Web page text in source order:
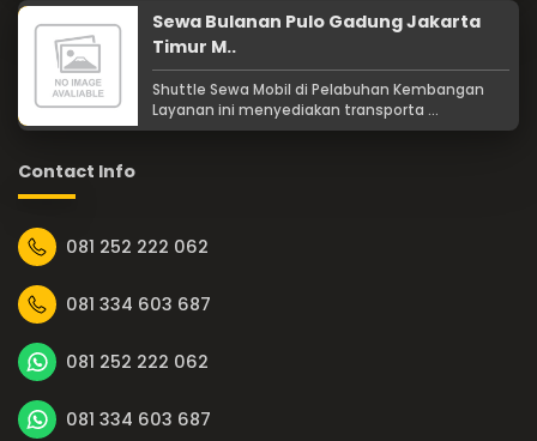
Sewa Bulanan Pulo Gadung Jakarta
Timur M..
Shuttle Sewa Mobil di Pelabuhan Kembangan
Layanan ini menyediakan transporta ...
Contact Info
081 252 222 062
081 334 603 687
081 252 222 062
081 334 603 687